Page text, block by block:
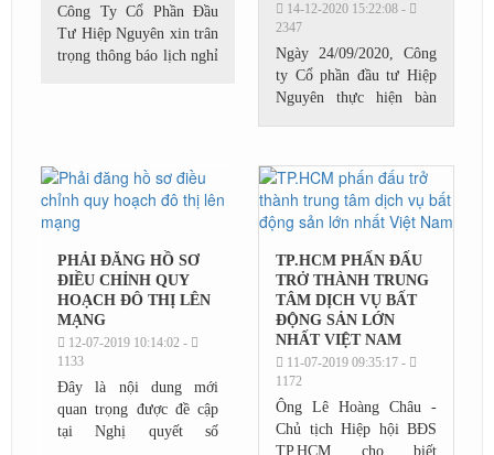
Công Ty Cổ Phần Đầu
Tư Hiệp Nguyên xin trân
trọng thông báo lịch nghỉ
14-12-2020 15:22:08 -
2347
Ngày 24/09/2020, Công
ty Cổ phần đầu tư Hiệp
Nguyên thực hiện bàn
quyền sở hữu nhà ở và tài
sản khác gắn...
PHẢI ĐĂNG HỒ SƠ
ĐIỀU CHỈNH QUY
HOẠCH ĐÔ THỊ LÊN
MẠNG
12-07-2019 10:14:02 -
1133
Đây là nội dung mới
quan trọng được đề cập
tại Nghị quyết số
TP.HCM PHẤN ĐẤU
TRỞ THÀNH TRUNG
TÂM DỊCH VỤ BẤT
ĐỘNG SẢN LỚN
NHẤT VIỆT NAM
11-07-2019 09:35:17 -
1172
Ông Lê Hoàng Châu -
Chủ tịch Hiệp hội BĐS
TP.HCM cho biết